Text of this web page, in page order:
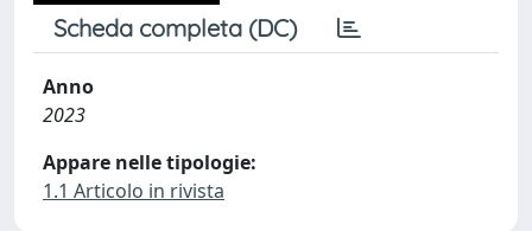
Scheda completa (DC)
Anno
2023
Appare nelle tipologie:
1.1 Articolo in rivista